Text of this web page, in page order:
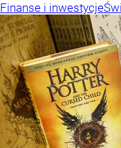
Finanse i inwestycje